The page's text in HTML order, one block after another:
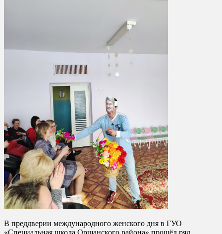
В преддверии международного женского дня в ГУО
«Специальная школа Оршанского района» прошёл ряд